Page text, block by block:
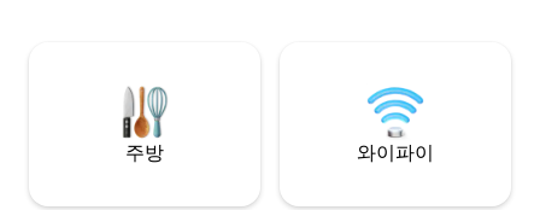
건 (욕실, 샤워실 포함). 별도의 화장실. 반려
동물을 동반할 수 있는 현지 맛집!
이 제공됩니다.
주방 와이파이